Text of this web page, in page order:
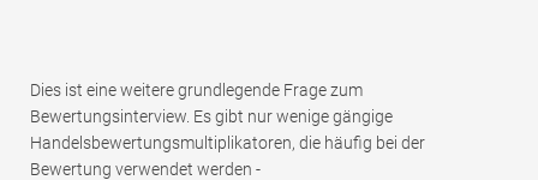
Dies ist eine weitere grundlegende Frage zum
Bewertungsinterview. Es gibt nur wenige gängige
Handelsbewertungsmultiplikatoren, die häufig bei der
Bewertung verwendet werden -